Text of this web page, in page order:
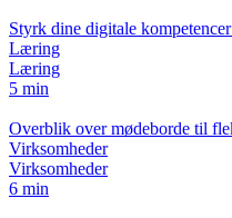
Styrk dine digitale
Læring
Læring
5 min
Overblik over mødeborde til
Virksomheder
Virksomheder
6 min